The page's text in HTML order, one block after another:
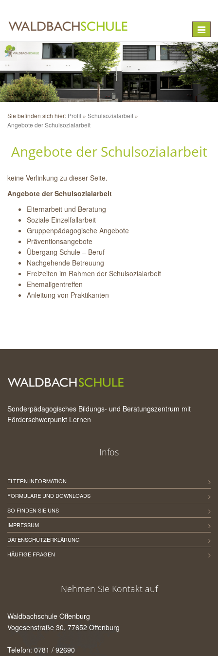
Toggle
Sie befinden sich hier: Profil
Schulsozialarbeit
Angebote der Schulsozialarbeit
Angebote der Schulsozialarbeit
keine Verlinkung zu dieser Seite.
Angebote der Schulsozialarbeit
Elternarbeit und Beratung
Soziale Einzelfallarbeit
Gruppenpädagogische Angebote
Präventionsangebote
Übergang Schule – Beruf
Nachgehende Betreuung
Freizeiten im Rahmen der Schulsozialarbeit
Ehemaligentreffen
Anleitung von Praktikanten
Sonderpädagogisches Bildungs- und Beratungszentrum mit
Förderschwerpunkt Lernen
Infos
ELTERN INFORMATION
FORMULARE UND DOWNLOADS
SO FINDEN SIE UNS
IMPRESSUM
DATENSCHUTZERKLÄRUNG
HÄUFIGE FRAGEN
Nehmen Sie Kontakt auf
Waldbachschule Offenburg
Vogesenstraße 30, 77652 Offenburg
Telefon: 0781 / 92690